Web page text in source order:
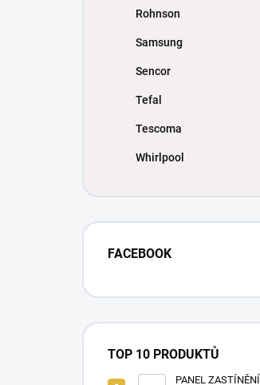
Rohnson
Samsung
Sencor
Tefal
Tescoma
Whirlpool
FACEBOOK
TOP 10 PRODUKTŮ
PANEL ZASTÍNĚNÍ